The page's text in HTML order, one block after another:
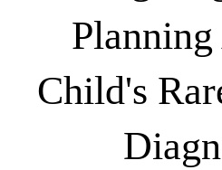
Child's